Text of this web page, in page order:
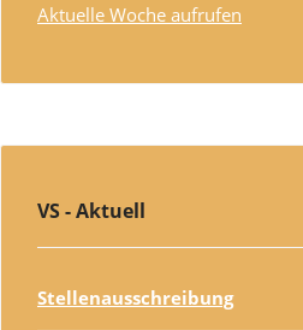
Aktuelle Woche aufrufen
VS - Aktuell
Stellenausschreibung